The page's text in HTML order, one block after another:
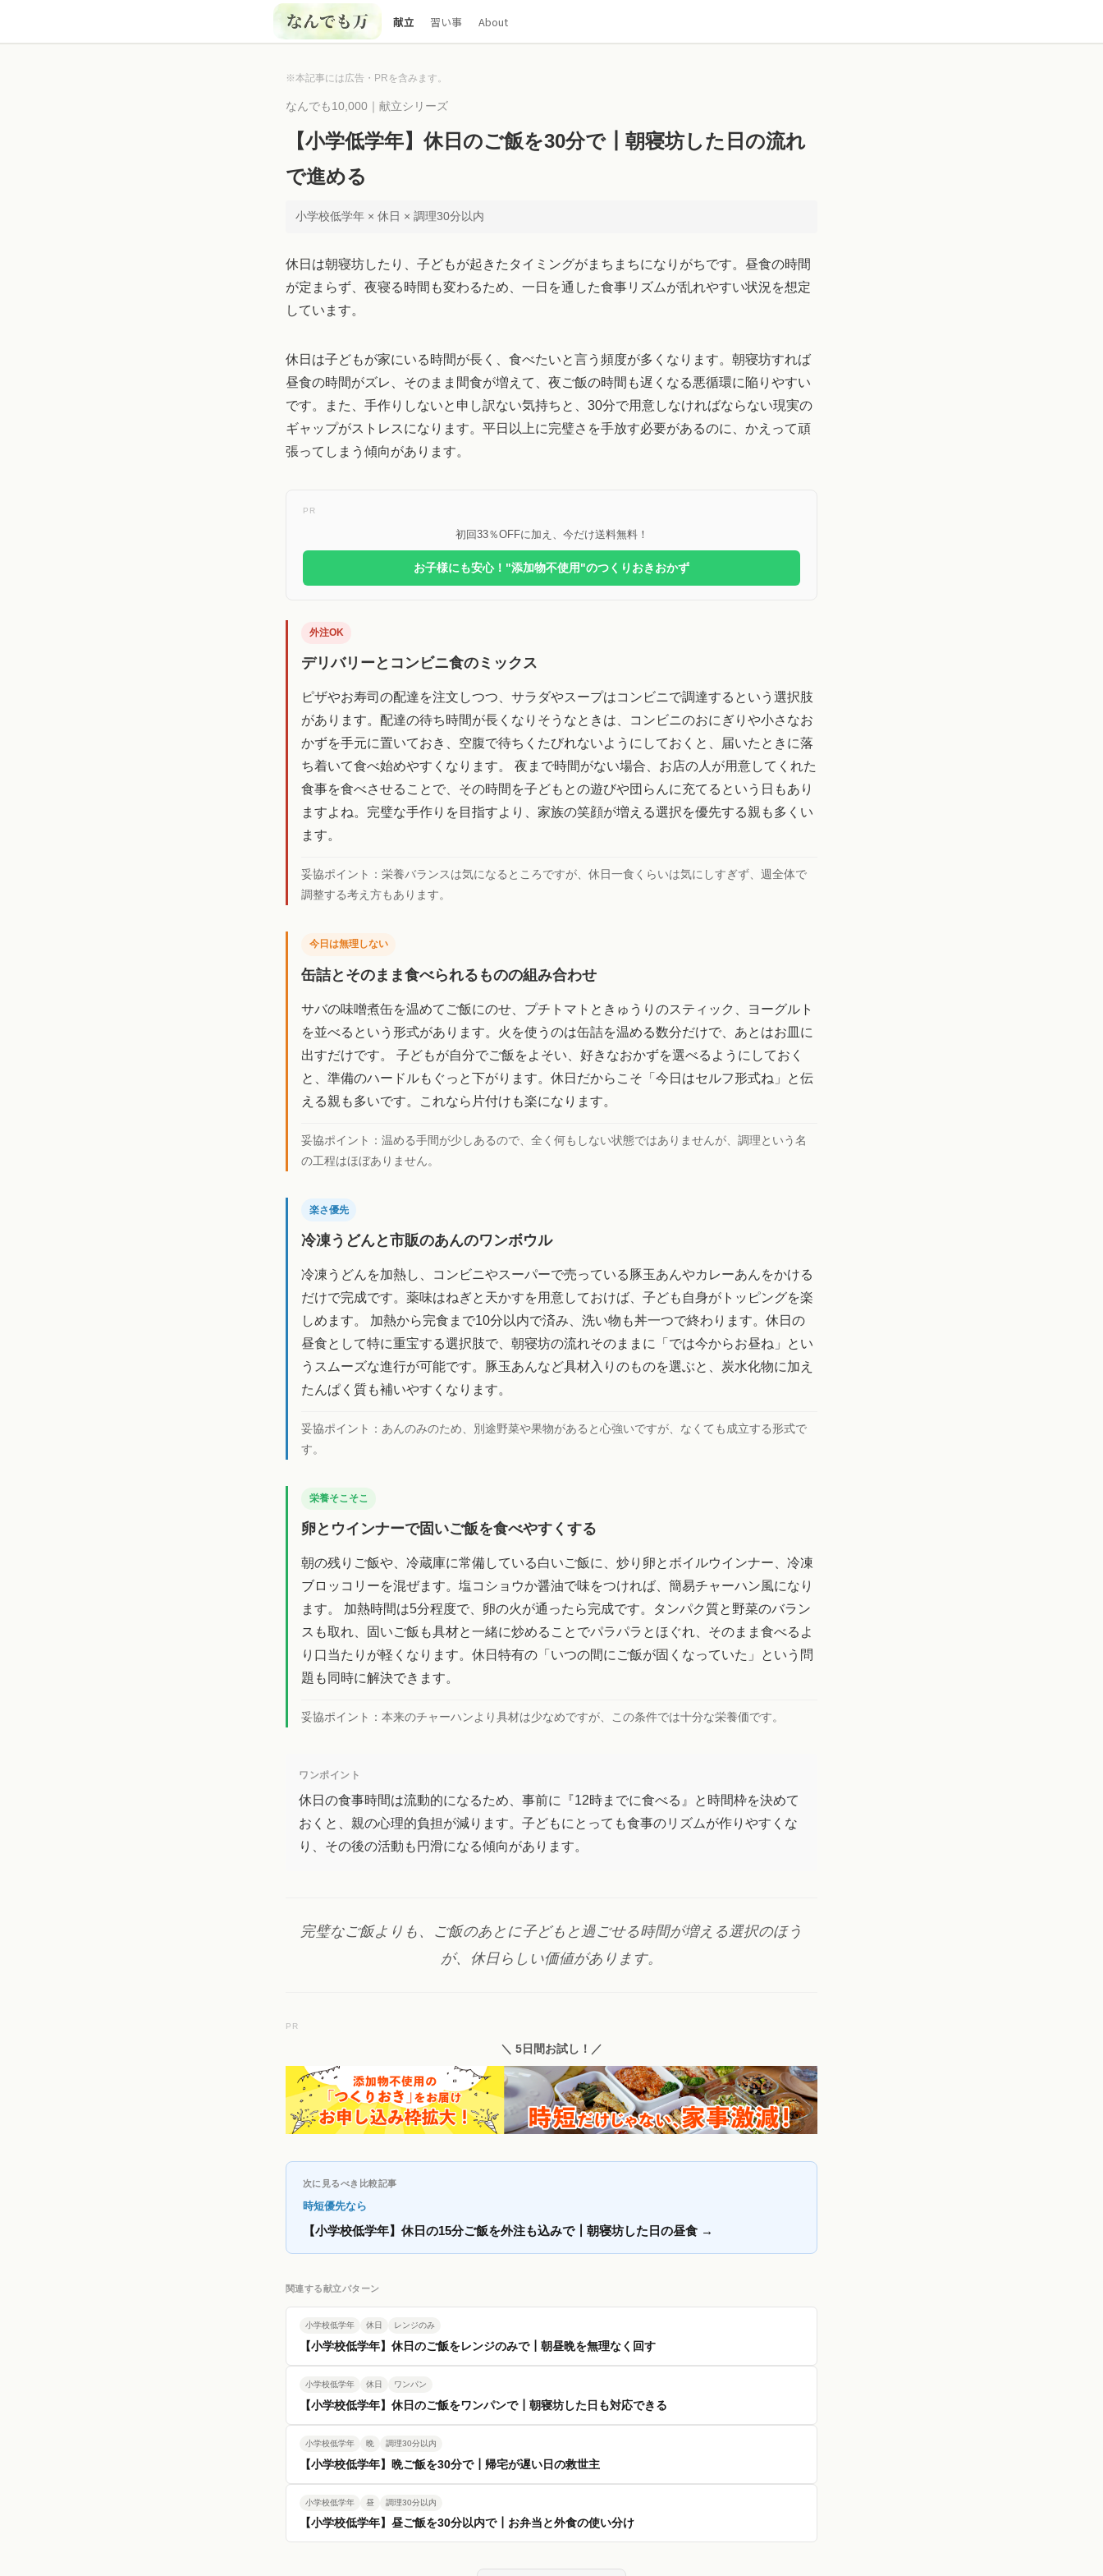
献立 習い事 About
※本記事には広告・PRを含みます。
なんでも10,000｜献立シリーズ
【小学低学年】休日のご飯を30分で┃朝寝坊した日の流れ
で進める
小学校低学年 × 休日 × 調理30分以内
休日は朝寝坊したり、子どもが起きたタイミングがまちまちになりがちです。昼食の時間
が定まらず、夜寝る時間も変わるため、一日を通した食事リズムが乱れやすい状況を想定
しています。
休日は子どもが家にいる時間が長く、食べたいと言う頻度が多くなります。朝寝坊すれば
昼食の時間がズレ、そのまま間食が増えて、夜ご飯の時間も遅くなる悪循環に陥りやすい
です。また、手作りしないと申し訳ない気持ちと、30分で用意しなければならない現実の
ギャップがストレスになります。平日以上に完璧さを手放す必要があるのに、かえって頑
張ってしまう傾向があります。
PR
初回33％OFFに加え、今だけ送料無料！
お子様にも安心！"添加物不使用"のつくりおきおかず
外注OK
デリバリーとコンビニ食のミックス
ピザやお寿司の配達を注文しつつ、サラダやスープはコンビニで調達するという選択肢
があります。配達の待ち時間が長くなりそうなときは、コンビニのおにぎりや小さなお
かずを手元に置いておき、空腹で待ちくたびれないようにしておくと、届いたときに落
ち着いて食べ始めやすくなります。 夜まで時間がない場合、お店の人が用意してくれた
食事を食べさせることで、その時間を子どもとの遊びや団らんに充てるという日もあり
ますよね。完璧な手作りを目指すより、家族の笑顔が増える選択を優先する親も多くい
ます。
妥協ポイント： 栄養バランスは気になるところですが、休日一食くらいは気にしすぎず、週全体で
調整する考え方もあります。
今日は無理しない
缶詰とそのまま食べられるものの組み合わせ
サバの味噌煮缶を温めてご飯にのせ、プチトマトときゅうりのスティック、ヨーグルト
を並べるという形式があります。火を使うのは缶詰を温める数分だけで、あとはお皿に
出すだけです。 子どもが自分でご飯をよそい、好きなおかずを選べるようにしておく
と、準備のハードルもぐっと下がります。休日だからこそ「今日はセルフ形式ね」と伝
える親も多いです。これなら片付けも楽になります。
妥協ポイント： 温める手間が少しあるので、全く何もしない状態ではありませんが、調理という名
の工程はほぼありません。
楽さ優先
冷凍うどんと市販のあんのワンボウル
冷凍うどんを加熱し、コンビニやスーパーで売っている豚玉あんやカレーあんをかける
だけで完成です。薬味はねぎと天かすを用意しておけば、子ども自身がトッピングを楽
しめます。 加熱から完食まで10分以内で済み、洗い物も丼一つで終わります。休日の
昼食として特に重宝する選択肢で、朝寝坊の流れそのままに「では今からお昼ね」とい
うスムーズな進行が可能です。豚玉あんなど具材入りのものを選ぶと、炭水化物に加え
たんぱく質も補いやすくなります。
妥協ポイント： あんのみのため、別途野菜や果物があると心強いですが、なくても成立する形式で
す。
栄養そこそこ
卵とウインナーで固いご飯を食べやすくする
朝の残りご飯や、冷蔵庫に常備している白いご飯に、炒り卵とボイルウインナー、冷凍
ブロッコリーを混ぜます。塩コショウか醤油で味をつければ、簡易チャーハン風になり
ます。 加熱時間は5分程度で、卵の火が通ったら完成です。タンパク質と野菜のバラン
スも取れ、固いご飯も具材と一緒に炒めることでパラパラとほぐれ、そのまま食べるよ
り口当たりが軽くなります。休日特有の「いつの間にご飯が固くなっていた」という問
題も同時に解決できます。
妥協ポイント： 本来のチャーハンより具材は少なめですが、この条件では十分な栄養価です。
ワンポイント
休日の食事時間は流動的になるため、事前に『12時までに食べる』と時間枠を決めて
おくと、親の心理的負担が減ります。子どもにとっても食事のリズムが作りやすくな
り、その後の活動も円滑になる傾向があります。
完璧なご飯よりも、ご飯のあとに子どもと過ごせる時間が増える選択のほう
が、休日らしい価値があります。
PR
＼ 5日間お試し！／
次に見るべき比較記事
時短優先なら
【小学校低学年】休日の15分ご飯を外注も込みで┃朝寝坊した日の昼食 →
関連する献立パターン
小学校低学年 休日 レンジのみ
【小学校低学年】休日のご飯をレンジのみで┃朝昼晩を無理なく回す
小学校低学年 休日 ワンパン
【小学校低学年】休日のご飯をワンパンで┃朝寝坊した日も対応できる
小学校低学年 晩 調理30分以内
【小学校低学年】晩ご飯を30分で┃帰宅が遅い日の救世主
小学校低学年 昼 調理30分以内
【小学校低学年】昼ご飯を30分以内で┃お弁当と外食の使い分け